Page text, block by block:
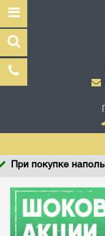
Эксклюзив
Мы сделали
ГЛАВНАЯ
При покупке